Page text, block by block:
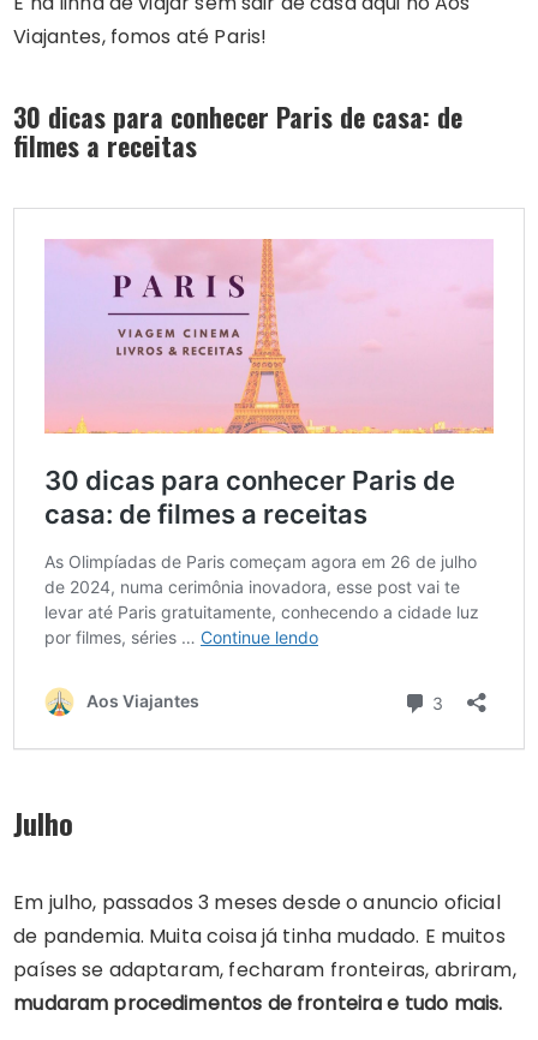
Viajantes, fomos até Paris!
30 dicas para conhecer Paris de casa: de
filmes a receitas
Julho
Em julho, passados 3 meses desde o anuncio oficial
de pandemia. Muita coisa já tinha mudado. E muitos
países se adaptaram, fecharam fronteiras, abriram,
mudaram procedimentos de fronteira e tudo mais.